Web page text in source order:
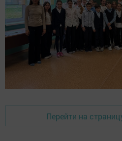
Перейти на